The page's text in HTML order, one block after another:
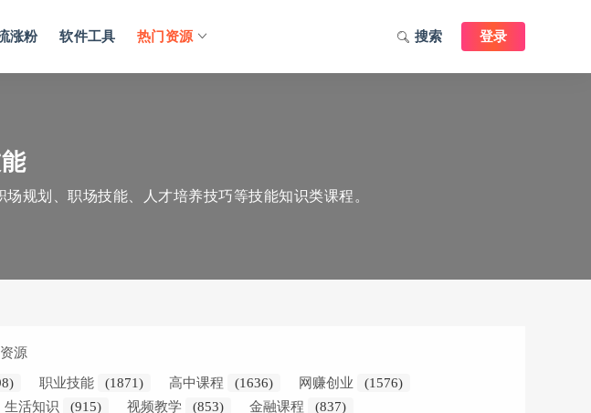
涨粉 软件工具 热门资源 登录
搜索
规划、职场技能、人才培养技巧等技能知识类课程。
源
职业技能 (1871) 高中课程 (1636) 网赚创业
(1576)
生活知识 (915) 视频教学 (853) 金融课程
(837)